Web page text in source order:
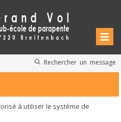
Rechercher un message
à utiliser le système de